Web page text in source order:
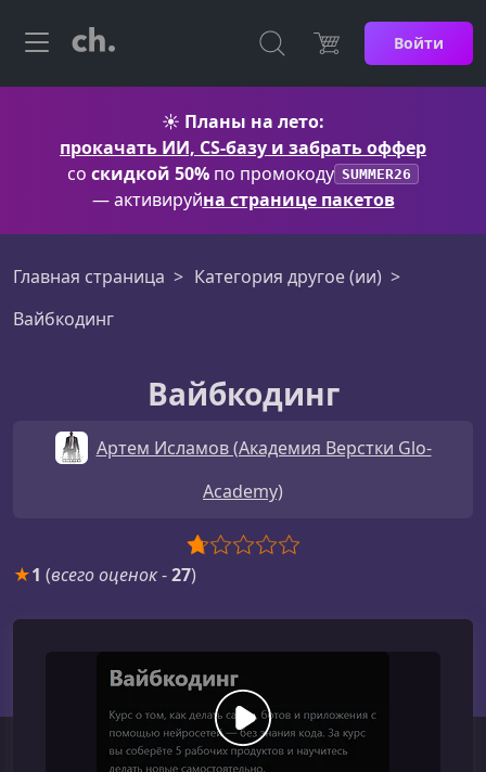
Войти
☀️ Планы на лето:
прокачать ИИ, CS-базу и забрать оффер
со скидкой 50% по промокоду SUMMER26
— активируйна странице пакетов
Главная страница
Категория другое (ии)
Вайбкодинг
Вайбкодинг
Артем Исламов (Академия Верстки Glo-
Academy)
★1 (всего оценок-27)